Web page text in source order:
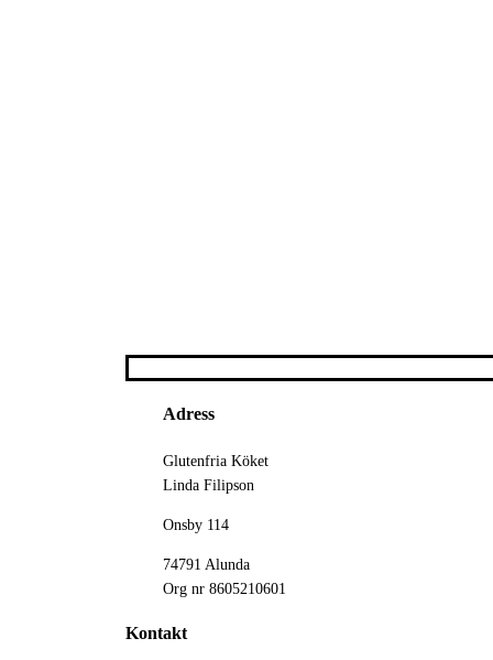
Adress
Glutenfria Köket
Linda Filipson
Onsby 114
74791 Alunda
Org nr 8605210601
Kontakt